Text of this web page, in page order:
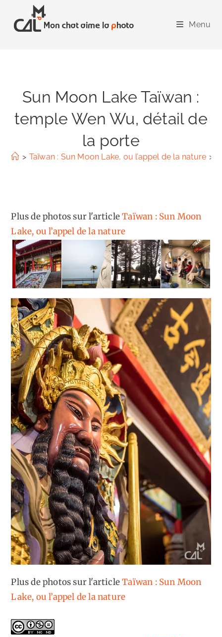
content
Menu
Sun Moon Lake Taïwan :
temple Wen Wu, détail de
la porte
> Taïwan : Sun Moon Lake, ou l’appel de la nature >
Plus de photos sur l'articleTaïwan : Sun Moon
Lake, ou l’appel de la nature
Plus de photos sur l'articleTaïwan : Sun Moon
Lake, ou l’appel de la nature